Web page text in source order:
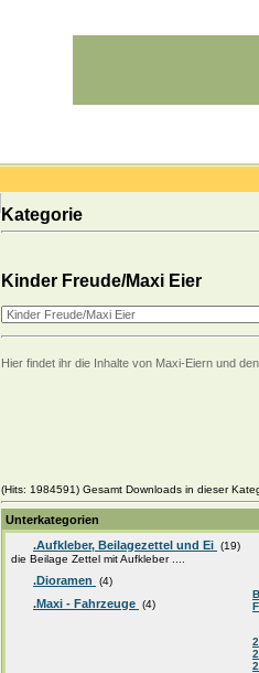
Kategorie
Kinder Freude/Maxi Eier
Hier findet ihr die Inhalte von Maxi-Eiern und
(Hits: 1984591) Gesamt Downloads in dieser
Unterkategorien
.Aufkleber, Beilagezettel und Ei (19)
die Beilage Zettel mit Aufkleber ....
.Dioramen (4)
.Maxi - Fahrzeuge (4)